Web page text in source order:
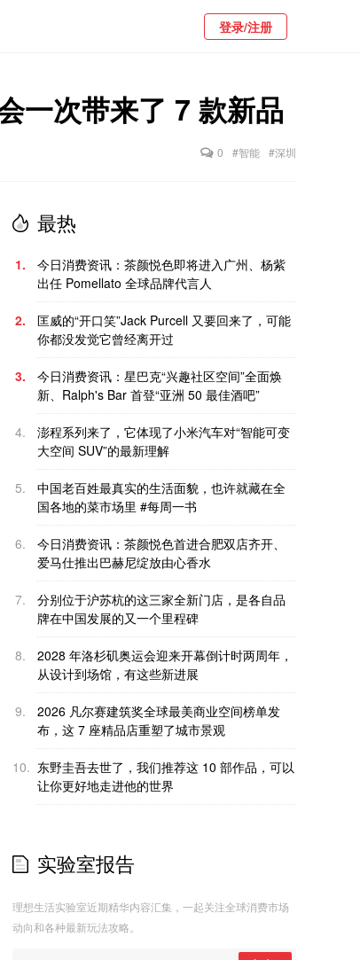
登录/注册
一次带来了 7 款新品
0 #智能 #深圳
最热
1.
今日消费资讯：茶颜悦色即将进入广州、杨紫
出任 Pomellato 全球品牌代言人
2.
匡威的“开口笑”Jack Purcell 又要回来了，可能
你都没发觉它曾经离开过
3.
今日消费资讯：星巴克“兴趣社区空间”全面焕
新、Ralph's Bar 首登“亚洲 50 最佳酒吧”
4.
澎程系列来了，它体现了小米汽车对“智能可变
大空间 SUV”的最新理解
5.
中国老百姓最真实的生活面貌，也许就藏在全
国各地的菜市场里 #每周一书
6.
今日消费资讯：茶颜悦色首进合肥双店齐开、
爱马仕推出巴赫尼绽放由心香水
7.
分别位于沪苏杭的这三家全新门店，是各自品
牌在中国发展的又一个里程碑
8.
2028 年洛杉矶奥运会迎来开幕倒计时两周年，
从设计到场馆，有这些新进展
9.
2026 凡尔赛建筑奖全球最美商业空间榜单发
布，这 7 座精品店重塑了城市景观
10. 东野圭吾去世了，我们推荐这 10 部作品，可以
让你更好地走进他的世界
实验室报告
理想生活实验室近期精华内容汇集，一起关注全球消费市场
动向和各种最新玩法攻略。